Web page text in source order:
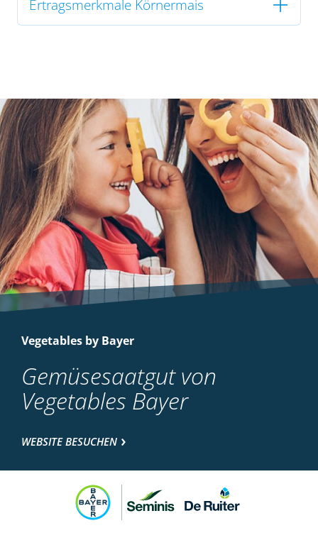
Ertragsmerkmale Körnermais
Vegetables by Bayer
Gemüsesaatgut von
Vegetables Bayer
WEBSITE BESUCHEN